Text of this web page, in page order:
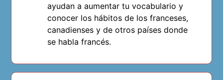
ayudan a aumentar tu vocabulario y
conocer los hábitos de los franceses,
canadienses y de otros países donde
se habla francés.